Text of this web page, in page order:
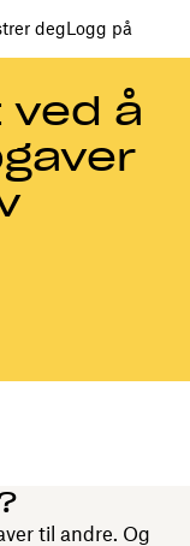
degLogg på
å
til andre. Og